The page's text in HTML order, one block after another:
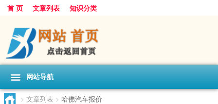
首 页 文章列表 知识分类
网站导航
> 文章列表 > 哈佛汽车报价